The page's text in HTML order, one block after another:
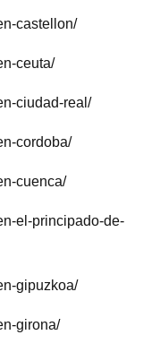
castellon/
ceuta/
ciudad-real/
cordoba/
cuenca/
el-principado-de-
gipuzkoa/
girona/